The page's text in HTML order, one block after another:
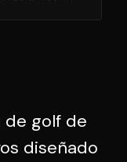
de golf de
diseñado